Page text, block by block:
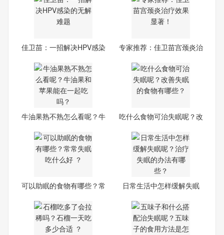
佳卫苗：一招解决HPV感染
专家推荐：佳卫苗宫颈炎治
牛油果熟不熟怎么看呢？牛
吃什么食物可治失眠呢？改
可以助眠的食物有哪些？常
日常生活中怎样缓解失眠